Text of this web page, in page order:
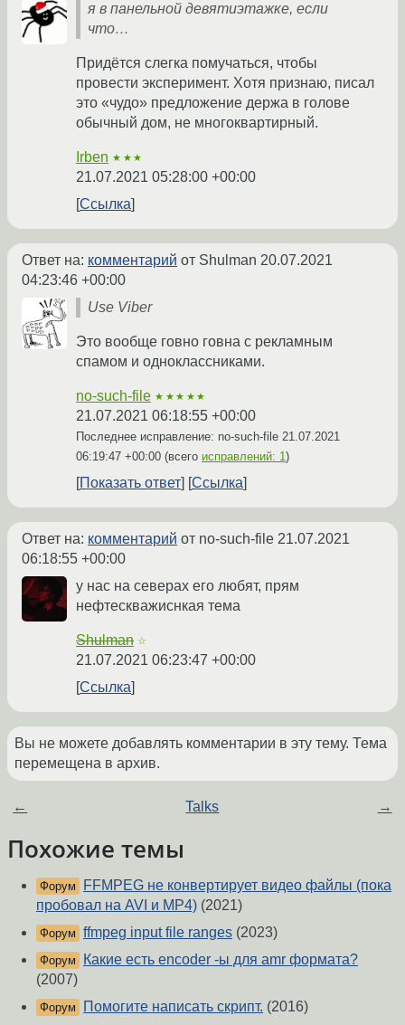
я в панельной девятиэтажке, если
что…
Придётся слегка помучаться, чтобы
провести эксперимент. Хотя признаю, писал
это «чудо» предложение держа в голове
обычный дом, не многоквартирный.
Irben ★★★
21.07.2021 05:28:00 +00:00
Ссылка
Ответ на: комментарий от Shulman 20.07.2021
04:23:46 +00:00
Use Viber
Это вообще говно говна с рекламным
спамом и одноклассниками.
no-such-file ★★★★★
21.07.2021 06:18:55 +00:00
Последнее исправление: no-such-file 21.07.2021
06:19:47 +00:00 (всего исправлений: 1)
Показать ответ Ссылка
Ответ на: комментарий от no-such-file 21.07.2021
06:18:55 +00:00
у нас на северах его любят, прям
нефтескважиснкая тема
Shulman ☆
21.07.2021 06:23:47 +00:00
Ссылка
Вы не можете добавлять комментарии в эту тему. Тема
перемещена в архив.
← Talks →
Похожие темы
Форум
FFMPEG не конвертирует видео файлы (пока
пробовал на AVI и MP4) (2021)
Форум ffmpeg input file ranges (2023)
Форум
Какие есть encoder -ы для amr формата?
(2007)
Форум Помогите написать скрипт. (2016)